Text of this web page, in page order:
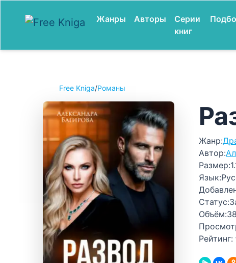
Жанры Авторы
Серии
книг
Free Kniga/Романы
Жанр:
Автор:
Размер:
Язык:
Статус:
Объём:
Рейтинг: